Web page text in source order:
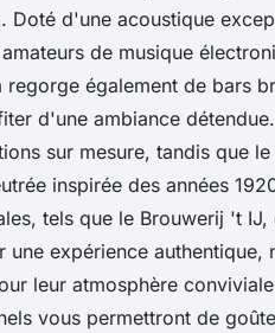
Doté d'une acoustique
de musique
regorge également de bars
d'une ambiance
sur mesure, tandis que
inspirée des années
tels que le Brouwerij 't
une expérience
leur atmosphère
vous permettront de